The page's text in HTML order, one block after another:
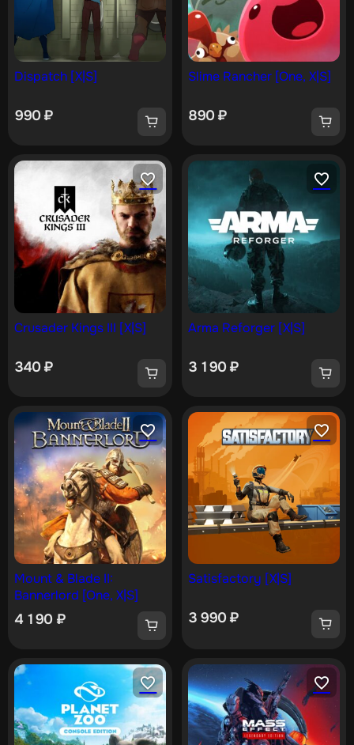
Dispatch [X|S]
990₽
Slime Rancher [One, X|S]
890₽
Crusader Kings III [X|S]
340₽
Arma Reforger [X|S]
3 190₽
Mount & Blade II:
Bannerlord [One, X|S]
4 190 ₽
Satisfactory [X|S]
3 990₽